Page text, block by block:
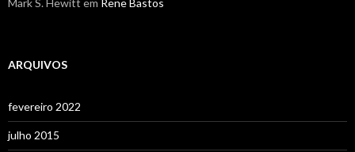
Mark S. Hewitt em Rene Bastos
ARQUIVOS
fevereiro 2022
julho 2015